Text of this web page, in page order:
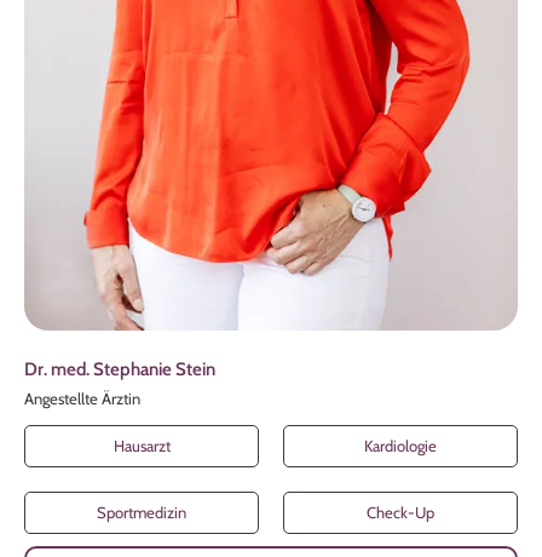
Dr. med. Stephanie Stein
Angestellte Ärztin
Hausarzt Kardiologie
Sportmedizin Check-Up